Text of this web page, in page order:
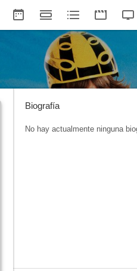
Biografía
No hay actualmente ninguna